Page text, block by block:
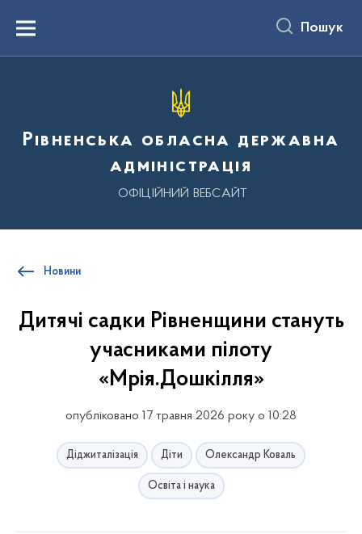
вмістуMenu Пошук
Рівненська обласна державна
адміністрація
ОФІЦІЙНИЙ ВЕБСАЙТ
Новини
Дитячі садки Рівненщини стануть
учасниками пілоту
«Мрія.Дошкілля»
опубліковано 17 травня 2026 року о 10:28
Діджиталізація Діти Олександр Коваль
Освіта і наука